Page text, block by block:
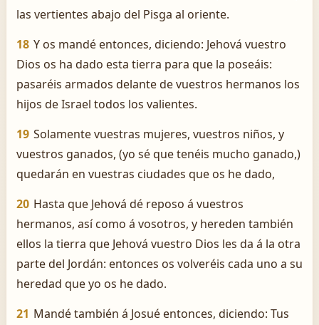
las vertientes abajo del Pisga al oriente.
18 Y os mandé entonces, diciendo: Jehová vuestro
Dios os ha dado esta tierra para que la poseáis:
pasaréis armados delante de vuestros hermanos los
hijos de Israel todos los valientes.
19 Solamente vuestras mujeres, vuestros niños, y
vuestros ganados, (yo sé que tenéis mucho ganado,)
quedarán en vuestras ciudades que os he dado,
20 Hasta que Jehová dé reposo á vuestros
hermanos, así como á vosotros, y hereden también
ellos la tierra que Jehová vuestro Dios les da á la otra
parte del Jordán: entonces os volveréis cada uno a su
heredad que yo os he dado.
21 Mandé también á Josué entonces, diciendo: Tus